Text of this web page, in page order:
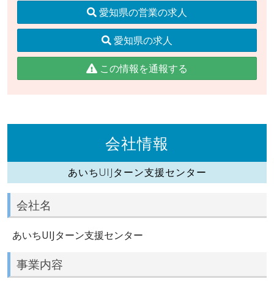
愛知県の営業の求人
愛知県の求人
この情報を通報する
会社情報
あいちUIJターン支援センター
会社名
あいちUIJターン支援センター
事業内容